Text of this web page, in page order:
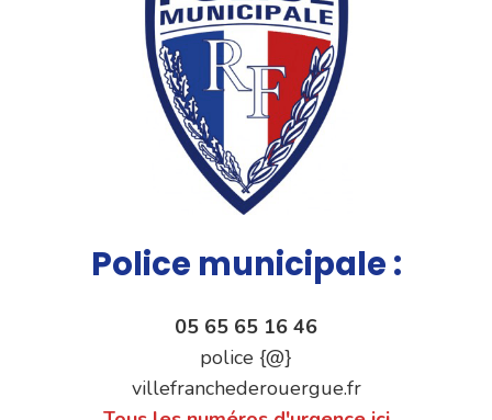
Police municipale :
05 65 65 16 46
police {@}
villefranchederouergue.fr